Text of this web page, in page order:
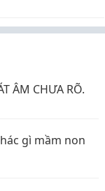
ÂM CHƯA RÕ.
gì mầm non